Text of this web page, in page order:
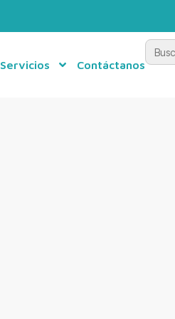
Servicios Contáctanos